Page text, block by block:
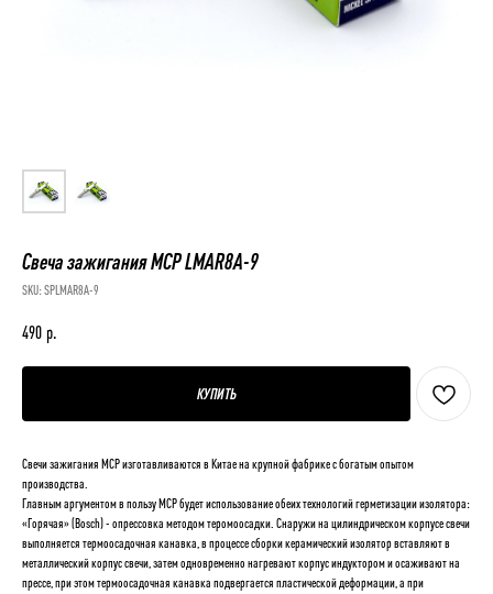
Cвеча зажигания MCP LMAR8A-9
SKU:SPLMAR8A-9
490 р.
КУПИТЬ
Свечи зажигания MCP изготавливаются в Китае на крупной фабрике с богатым опытом
производства.
Главным аргументом в пользу MCP будет использование обеих технологий герметизации изолятора:
«Горячая» (Bosch) - опрессовка методом теромоосадки. Снаружи на цилиндрическом корпусе свечи
выполняется термоосадочная канавка, в процессе сборки керамический изолятор вставляют в
металлический корпус свечи, затем одновременно нагревают корпус индуктором и осаживают на
прессе, при этом термоосадочная канавка подвергается пластической деформации, а при